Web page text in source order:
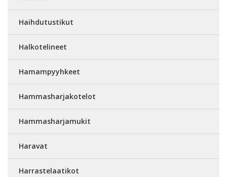
Haihdutustikut
Halkotelineet
Hamampyyhkeet
Hammasharjakotelot
Hammasharjamukit
Haravat
Harrastelaatikot